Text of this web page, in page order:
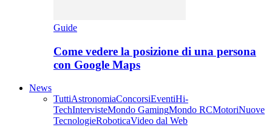
Guide
Come vedere la posizione di una persona
con Google Maps
News
TuttiAstronomiaConcorsiEventiHi-
TechIntervisteMondo GamingMondo RCMotoriNuove
TecnologieRoboticaVideo dal Web